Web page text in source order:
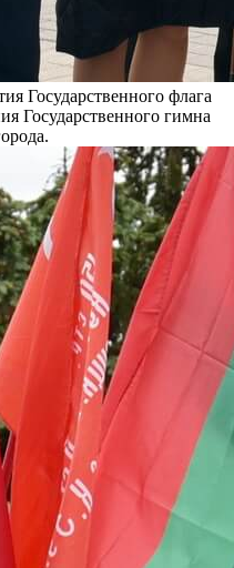
Государственного флага
Государственного гимна